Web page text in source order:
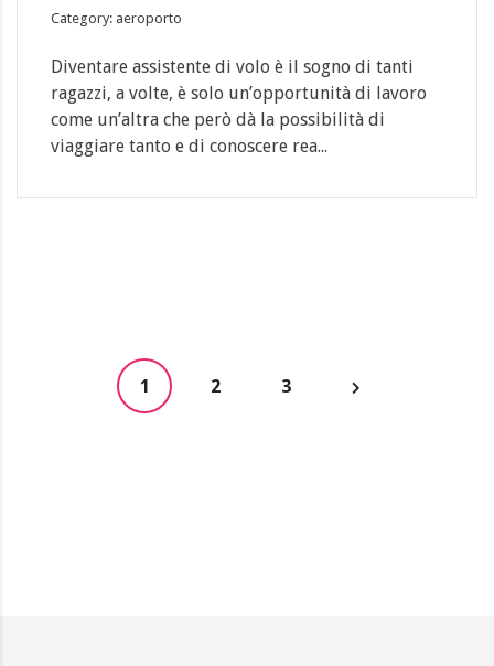
Category: aeroporto
Diventare assistente di volo è il sogno di tanti
ragazzi, a volte, è solo un’opportunità di lavoro
come un’altra che però dà la possibilità di
viaggiare tanto e di conoscere rea...
1 2 3